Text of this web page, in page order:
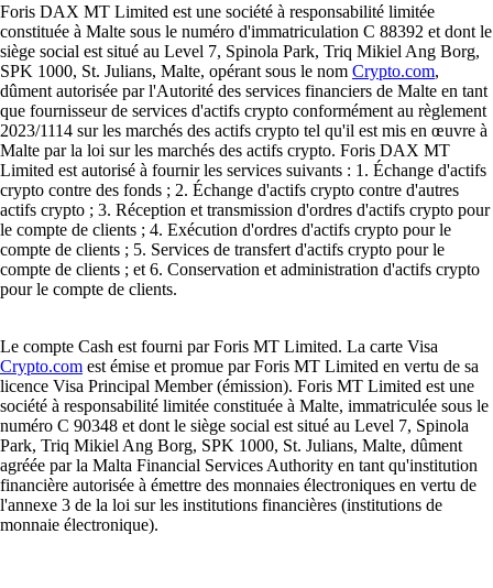
Foris DAX MT Limited est une société à responsabilité limitée
constituée à Malte sous le numéro d'immatriculation C 88392 et dont le
siège social est situé au Level 7, Spinola Park, Triq Mikiel Ang Borg,
SPK 1000, St. Julians, Malte, opérant sous le nom Crypto.com,
dûment autorisée par l'Autorité des services financiers de Malte en tant
que fournisseur de services d'actifs crypto conformément au règlement
2023/1114 sur les marchés des actifs crypto tel qu'il est mis en œuvre à
Malte par la loi sur les marchés des actifs crypto. Foris DAX MT
Limited est autorisé à fournir les services suivants : 1. Échange d'actifs
crypto contre des fonds ; 2. Échange d'actifs crypto contre d'autres
actifs crypto ; 3. Réception et transmission d'ordres d'actifs crypto pour
le compte de clients ; 4. Exécution d'ordres d'actifs crypto pour le
compte de clients ; 5. Services de transfert d'actifs crypto pour le
compte de clients ; et 6. Conservation et administration d'actifs crypto
pour le compte de clients.
Le compte Cash est fourni par Foris MT Limited. La carte Visa
Crypto.com est émise et promue par Foris MT Limited en vertu de sa
licence Visa Principal Member (émission). Foris MT Limited est une
société à responsabilité limitée constituée à Malte, immatriculée sous le
numéro C 90348 et dont le siège social est situé au Level 7, Spinola
Park, Triq Mikiel Ang Borg, SPK 1000, St. Julians, Malte, dûment
agréée par la Malta Financial Services Authority en tant qu'institution
financière autorisée à émettre des monnaies électroniques en vertu de
l'annexe 3 de la loi sur les institutions financières (institutions de
monnaie électronique).